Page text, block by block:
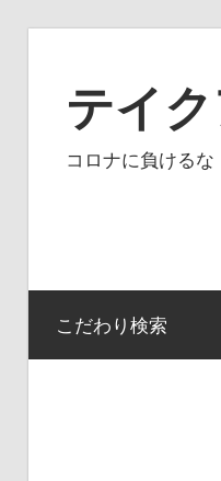
ッ
テイク
コロナに負けるな
こだわり検索